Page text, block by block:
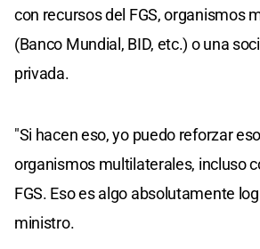
con recursos del FGS, organismos
(Banco Mundial, BID, etc.) o una
privada.
"Si hacen eso, yo puedo reforzar
organismos multilaterales, incluso
FGS. Eso es algo absolutamente
ministro.